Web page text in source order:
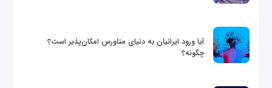
آیا ورود ایرانیان به دنیای متاورس امکان‌پذیر است؟
چگونه؟